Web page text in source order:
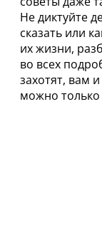
Не диктуйте
сказать или
их жизни,
во всех
захотят, вам
можно только